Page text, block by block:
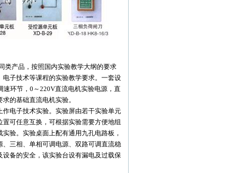
产品，按照国内实验教学大纲的要求
子技术等课程的实验教学要求。一套设
环节，0～220V直流电机实验电源，直
的基础直流电机实验。
电子技术实验。实验屏由若干实验单元
可任意互换，可根据实验需要方便地组
验。实验桌面上配有通用九孔电路板，
三相、单相可调电源、双路可调直流稳
备的安全，该实验台设有漏电及过载保